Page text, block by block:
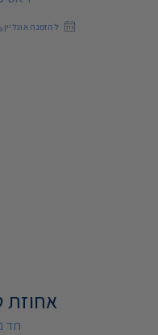
להזמנה אונליין
אחוזת
חד